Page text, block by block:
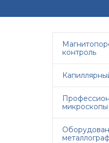
контроль
микроскопы